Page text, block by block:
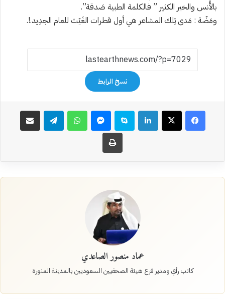
بالأُنس والخير الكثير ” فالكلمة الطبية صَدقة”.
ومَضّة : مَدى تِلك المشاعر هي أول قطرات الغَيّث للعام الجدِيد.!.
نسخ الرابط
فيسبوك‫X لينكدإن سكايب ماسنجر واتساب تيلقرام مشاركة عبر البريد
طباعة
عماد منصور الصاعدي
كاتب رأي ومدير فرع هيئة الصحفيين السعوديين بالمدينة المنورة